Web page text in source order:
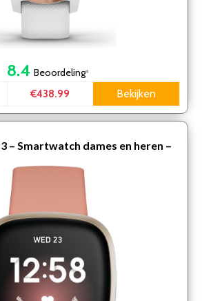
8.4 Beoordeling*
€438.99 Bekijken
– Smartwatch dames en heren –
Roze